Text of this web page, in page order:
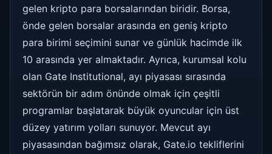
gelen kripto para borsalarından biridir. Borsa,
önde gelen borsalar arasında en geniş kripto
para birimi seçimini sunar ve günlük hacimde ilk
10 arasında yer almaktadır. Ayrıca, kurumsal kolu
olan Gate Institutional, ayı piyasası sırasında
sektörün bir adım önünde olmak için çeşitli
programlar başlatarak büyük oyuncular için üst
düzey yatırım yolları sunuyor. Mevcut ayı
piyasasından bağımsız olarak, Gate.io tekliflerini